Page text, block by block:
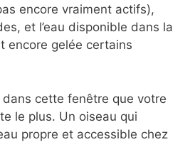
encore vraiment actifs),
et l’eau disponible dans la
encore gelée certains
dans cette fenêtre que votre
le plus. Un oiseau qui
propre et accessible chez